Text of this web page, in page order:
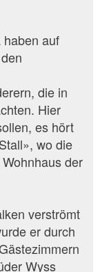
haben auf
die in
Hier
es hört
wo die
der
verströmt
er durch
Wyss